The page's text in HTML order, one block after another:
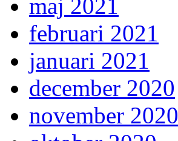
maj 2021
februari 2021
januari 2021
december 2020
november 2020